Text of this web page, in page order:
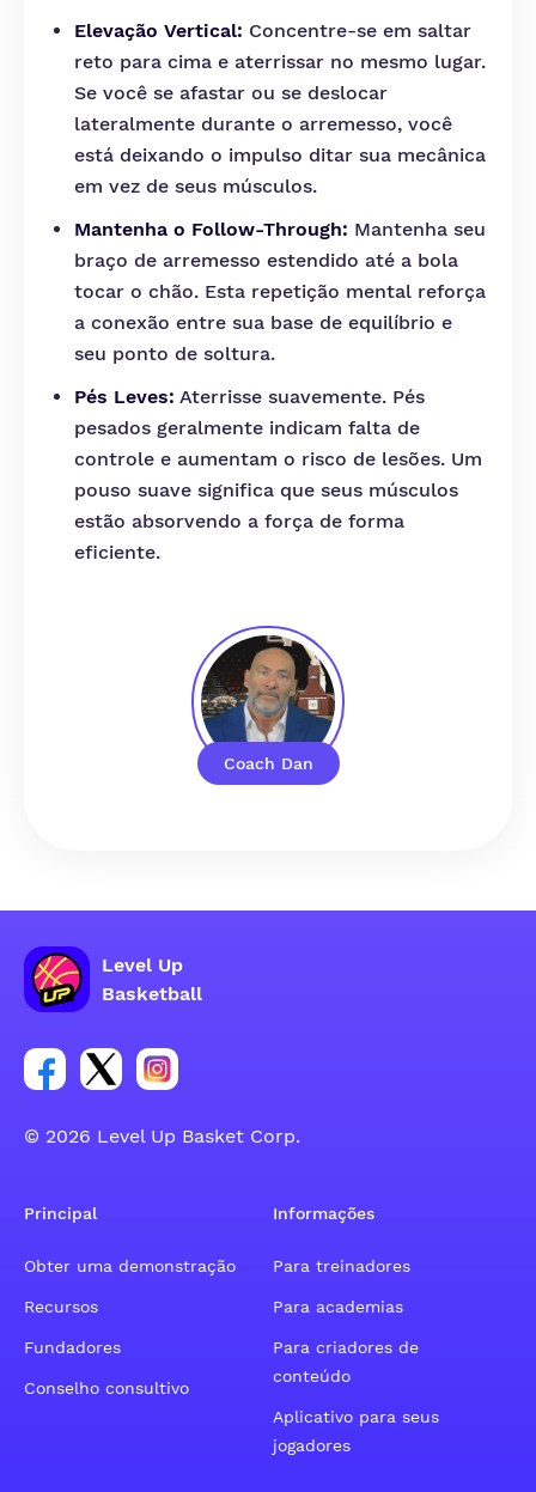
Coach Dan
Elevação Vertical: Concentre-se em saltar
reto para cima e aterrissar no mesmo lugar.
Se você se afastar ou se deslocar
lateralmente durante o arremesso, você
está deixando o impulso ditar sua mecânica
em vez de seus músculos.
Mantenha o Follow-Through: Mantenha seu
braço de arremesso estendido até a bola
tocar o chão. Esta repetição mental reforça
a conexão entre sua base de equilíbrio e
seu ponto de soltura.
Pés Leves: Aterrisse suavemente. Pés
pesados geralmente indicam falta de
controle e aumentam o risco de lesões. Um
pouso suave significa que seus músculos
estão absorvendo a força de forma
eficiente.
Level Up
Basketball
Link para o grupo social da conta do Facebook
Link para o grupo social da conta do tweeter
Link para o grupo social da conta do
© 2026 Level Up Basket Corp.
Principal
Obter uma demonstração
Recursos
Fundadores
Conselho consultivo
Informações
Para treinadores
Para academias
Para criadores de
conteúdo
Aplicativo para seus
jogadores